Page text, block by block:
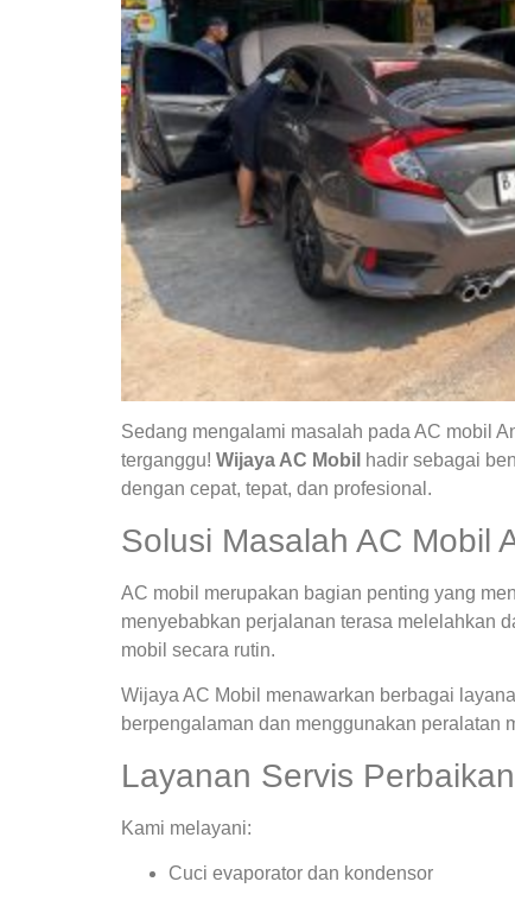
Sedang mengalami masalah pada AC mobil
terganggu! Wijaya AC Mobil hadir sebagai
dengan cepat, tepat, dan profesional.
Solusi Masalah AC Mobil
AC mobil merupakan bagian penting yang
menyebabkan perjalanan terasa melelahkan
mobil secara rutin.
Wijaya AC Mobil menawarkan berbagai
berpengalaman dan menggunakan peralatan
Layanan Servis
Kami melayani:
Cuci evaporator dan kondensor